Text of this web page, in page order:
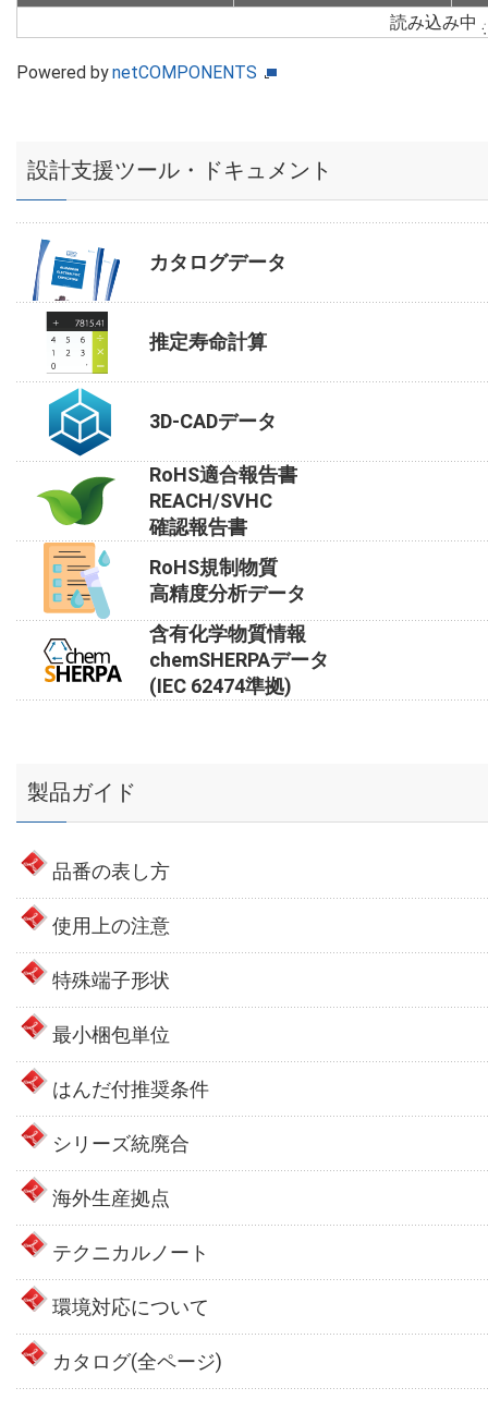
読み込み中
Powered bynetCOMPONENTS
設計支援ツール・ドキュメント
カタログデータ
推定寿命計算
3D-CADデータ
RoHS適合報告書
REACH/SVHC
確認報告書
RoHS規制物質
高精度分析データ
含有化学物質情報
chemSHERPAデータ
(IEC 62474準拠)
製品ガイド
品番の表し方
使用上の注意
特殊端子形状
最小梱包単位
はんだ付推奨条件
シリーズ統廃合
海外生産拠点
テクニカルノート
環境対応について
カタログ(全ページ)